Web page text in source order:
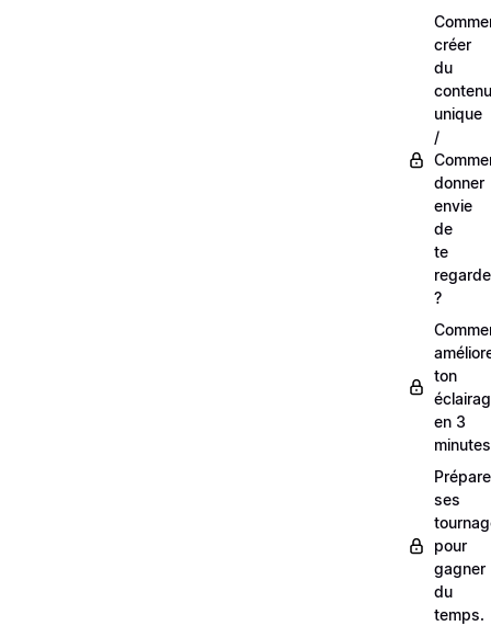
créer
du
contenu
unique
/
donner
envie
de
te
?
ton
en 3
ses
pour
gagner
du
temps.